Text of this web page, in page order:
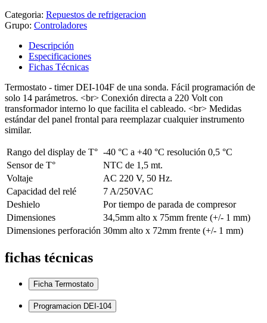
Categoria: Repuestos de refrigeracion
Grupo: Controladores
Descripción
Especificaciones
Fichas Técnicas
Termostato - timer DEI-104F de una sonda. Fácil programación de
solo 14 parámetros. <br> Conexión directa a 220 Volt con
transformador interno lo que facilita el cableado. <br> Medidas
estándar del panel frontal para reemplazar cualquier instrumento
similar.
Rango del display de T° -40 °C a +40 °C resolución 0,5 °C
Sensor de T°
NTC de 1,5 mt.
Voltaje
AC 220 V, 50 Hz.
Capacidad del relé
7 A/250VAC
Deshielo
Por tiempo de parada de compresor
Dimensiones
34,5mm alto x 75mm frente (+/- 1 mm)
Dimensiones perforación 30mm alto x 72mm frente (+/- 1 mm)
fichas técnicas
Ficha Termostato
Programacion DEI-104